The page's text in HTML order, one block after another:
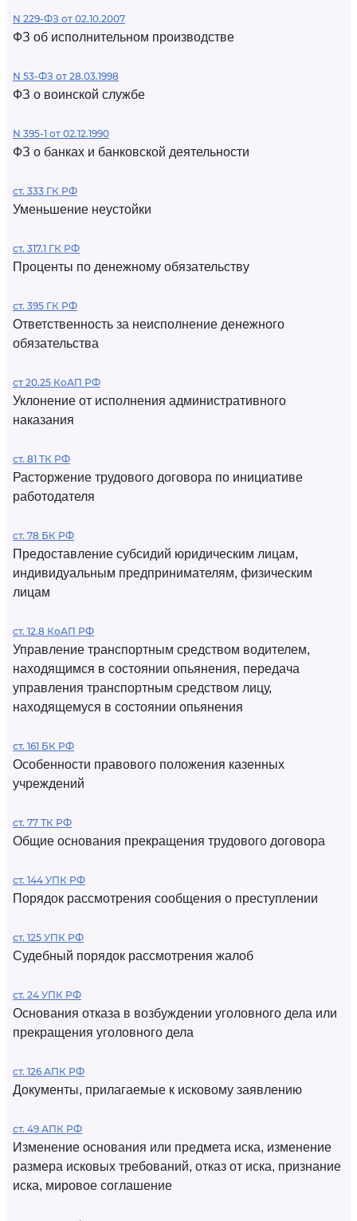
N 229-ФЗ от 02.10.2007
ФЗ об исполнительном производстве
N 53-ФЗ от 28.03.1998
ФЗ о воинской службе
N 395-1 от 02.12.1990
ФЗ о банках и банковской деятельности
ст. 333 ГК РФ
Уменьшение неустойки
ст. 317.1 ГК РФ
Проценты по денежному обязательству
ст. 395 ГК РФ
Ответственность за неисполнение денежного
обязательства
ст 20.25 КоАП РФ
Уклонение от исполнения административного
наказания
ст. 81 ТК РФ
Расторжение трудового договора по инициативе
работодателя
ст. 78 БК РФ
Предоставление субсидий юридическим лицам,
индивидуальным предпринимателям, физическим
лицам
ст. 12.8 КоАП РФ
Управление транспортным средством водителем,
находящимся в состоянии опьянения, передача
управления транспортным средством лицу,
находящемуся в состоянии опьянения
ст. 161 БК РФ
Особенности правового положения казенных
учреждений
ст. 77 ТК РФ
Общие основания прекращения трудового договора
ст. 144 УПК РФ
Порядок рассмотрения сообщения о преступлении
ст. 125 УПК РФ
Судебный порядок рассмотрения жалоб
ст. 24 УПК РФ
Основания отказа в возбуждении уголовного дела или
прекращения уголовного дела
ст. 126 АПК РФ
Документы, прилагаемые к исковому заявлению
ст. 49 АПК РФ
Изменение основания или предмета иска, изменение
размера исковых требований, отказ от иска, признание
иска, мировое соглашение